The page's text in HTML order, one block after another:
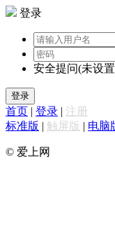
登录
安全提问(未设
登录
首页 | 登录 | 注册
标准版 | 触屏版 | 电脑
© 爱上网